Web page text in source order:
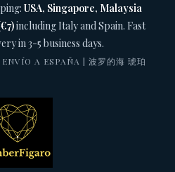
USA, Singapore, Malaysia
including Italy and Spain. Fast
in 3-5 business days.
A ESPAÑA | 波罗的海 琥珀